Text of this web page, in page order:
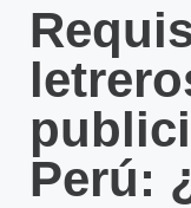
Perú: